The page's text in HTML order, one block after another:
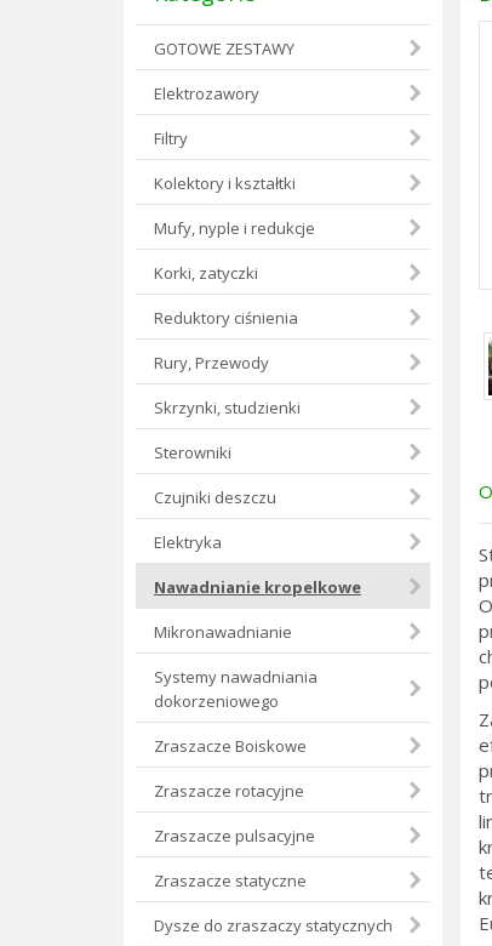
GOTOWE ZESTAWY
Elektrozawory
Filtry
Kolektory i kształtki
Mufy, nyple i redukcje
Korki, zatyczki
Reduktory ciśnienia
Rury, Przewody
Skrzynki, studzienki
Sterowniki
Czujniki deszczu
Elektryka
Nawadnianie kropelkowe
Mikronawadnianie
Systemy nawadniania
dokorzeniowego
Zraszacze Boiskowe
Zraszacze rotacyjne
Zraszacze pulsacyjne
Zraszacze statyczne
Dysze do zraszaczy statycznych